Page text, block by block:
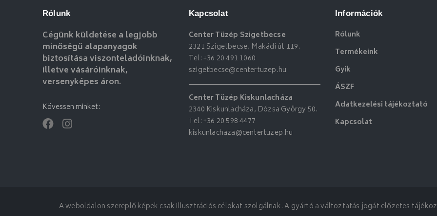
Rólunk
Cégünk küldetése a legjobb
minőségű alapanyagok
biztosítása viszonteladóinknak,
illetve vásáróinknak,
versenyképes áron.
Kövessen minket:
Kapcsolat
Center Tüzép Szigetbecse
2321 Szigetbecse, Makádi út 119.
Tel:+36 20 491 1060
szigetbecse@centertuzep.hu
Center Tüzép Kiskunlacháza
2340 Kiskunlacháza, Dózsa György 50.
Tel:+36 20 598 4477
kiskunlachaza@centertuzep.hu
Információk
Rólunk
Termékeink
Gyik
ÁSZF
Adatkezelési tájékoztató
Kapcsolat
A weboldalon szereplő képek csak illusztrációs célokat szolgálnak. A gyártó a változtatás jogát előzetes